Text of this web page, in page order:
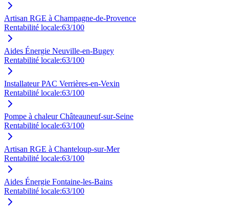
Artisan RGE à Champagne-de-Provence
Rentabilité locale:63/100
Aides Énergie Neuville-en-Bugey
Rentabilité locale:63/100
Installateur PAC Verrières-en-Vexin
Rentabilité locale:63/100
Pompe à chaleur Châteauneuf-sur-Seine
Rentabilité locale:63/100
Artisan RGE à Chanteloup-sur-Mer
Rentabilité locale:63/100
Aides Énergie Fontaine-les-Bains
Rentabilité locale:63/100